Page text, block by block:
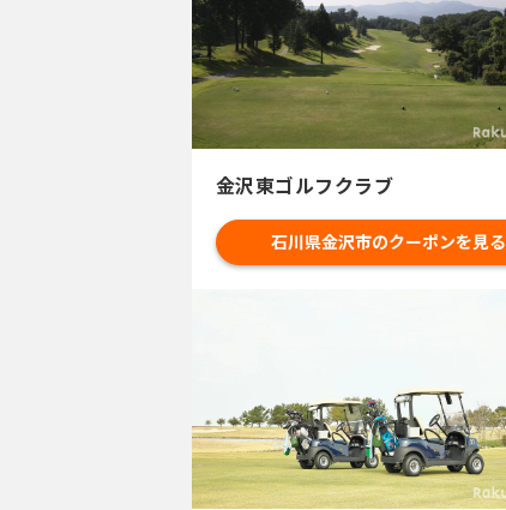
金沢東ゴルフクラブ
石川県金沢市のクーポンを見る